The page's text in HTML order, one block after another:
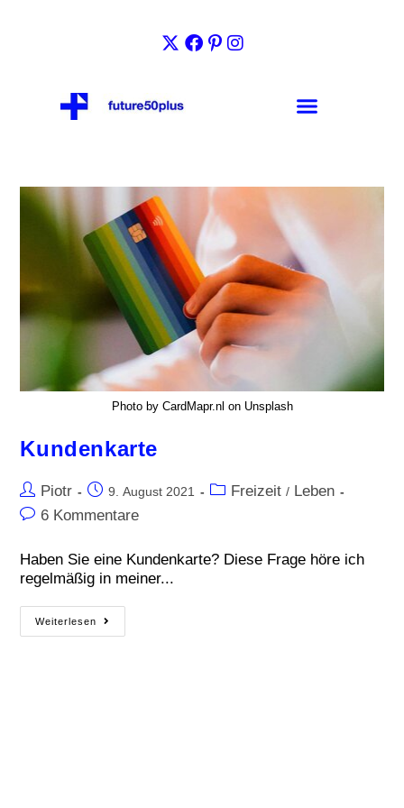
Photo by CardMapr.nl on Unsplash
Kundenkarte
Piotr 9. August 2021 Freizeit / Leben
6 Kommentare
Haben Sie eine Kundenkarte? Diese Frage höre ich
regelmäßig in meiner...
Weiterlesen